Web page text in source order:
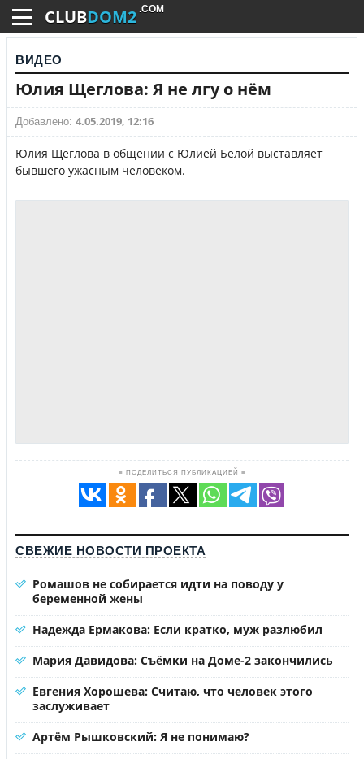
CLUBDOM2 .COM
ВИДЕО
Юлия Щеглова: Я не лгу о нём
Добавлено: 4.05.2019, 12:16
Юлия Щеглова в общении с Юлией Белой выставляет
бывшего ужасным человеком.
≡ ПОДЕЛИТЬСЯ ПУБЛИКАЦИЕЙ ≡
СВЕЖИЕ НОВОСТИ ПРОЕКТА
Ромашов не собирается идти на поводу у
беременной жены
Надежда Ермакова: Если кратко, муж разлюбил
Мария Давидова: Съёмки на Доме-2 закончились
Евгения Хорошева: Считаю, что человек этого
заслуживает
Артём Рышковский: Я не понимаю?